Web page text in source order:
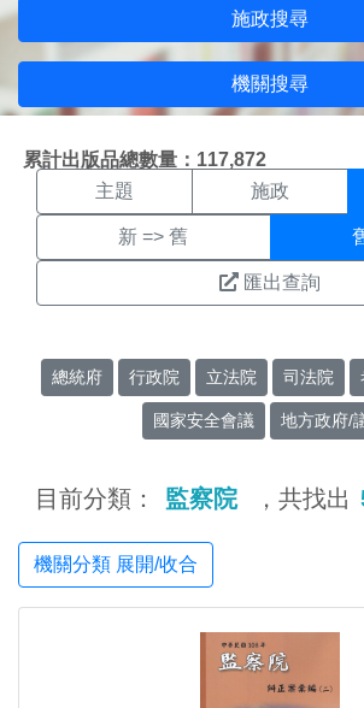
施政搜尋
機關搜尋
累計出版品總數量：117,872
機關搜尋結果頁
主題 施政
新 => 舊
匯出查詢
總統府 行政院 立法院 司法院
國家安全會議 地方政府/
目前分類： 監察院 ，共找出
機關分類 展開/收合